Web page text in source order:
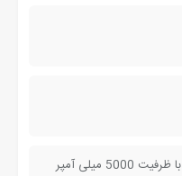
باتری لیتیوم پلیمری با ظرفیت 5000 میلی آمپر